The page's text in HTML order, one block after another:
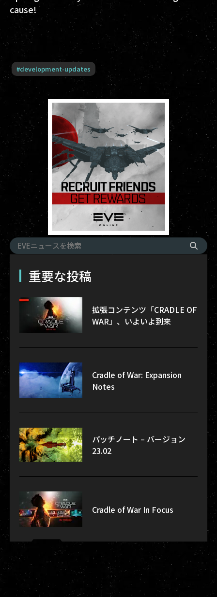
cause!
#development-updates
重要な投稿
拡張コンテンツ「CRADLE OF
WAR」、いよいよ到来
Cradle of War: Expansion
Notes
パッチノート – バージョン
23.02
Cradle of War In Focus